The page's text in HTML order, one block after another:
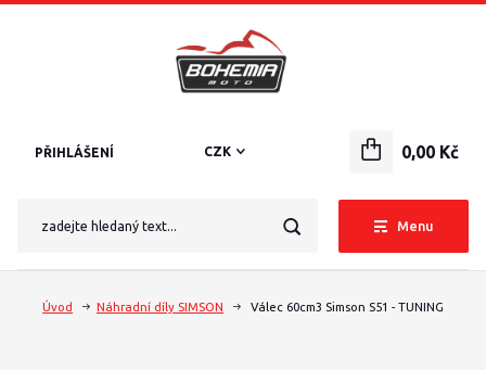
Menu
CZK
PŘIHLÁŠENÍ 0,00 Kč
Úvod Náhradní díly SIMSON Válec 60cm3 Simson S51 - TUNING